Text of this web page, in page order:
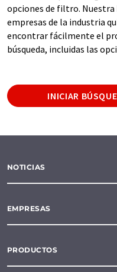
opciones de filtro. Nuestra
empresas de la industria
encontrar fácilmente el
búsqueda, incluidas las
INICIAR
NOTICIAS
EMPRESAS
PRODUCTOS